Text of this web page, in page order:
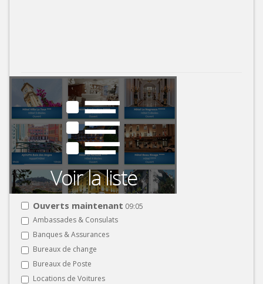
Ouverts maintenant 09:05
Ambassades & Consulats
Banques & Assurances
Bureaux de change
Bureaux de Poste
Locations de Voitures